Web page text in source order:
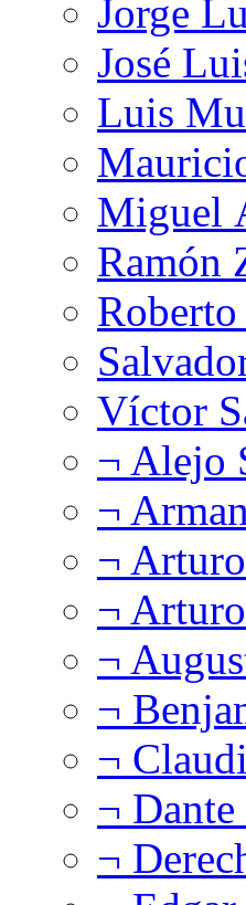
Jorge
José
Luis
Miguel
Ramón
Víctor
¬ Alejo
¬
¬
¬
¬
¬
¬
¬
¬